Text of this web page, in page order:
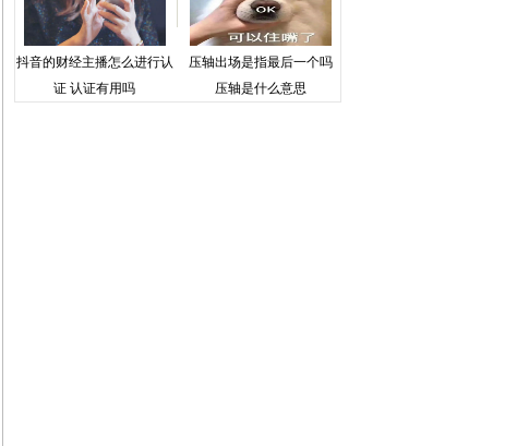
抖音的财经主播怎么进行认
证 认证有用吗
压轴出场是指最后一个吗
压轴是什么意思